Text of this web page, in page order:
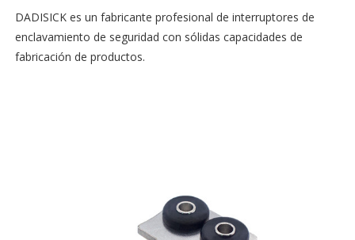
DADISICK es un fabricante profesional de interruptores de
enclavamiento de seguridad con sólidas capacidades de
fabricación de productos.